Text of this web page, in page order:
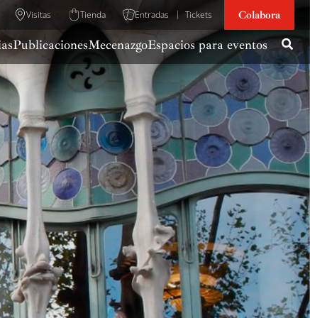
Visitas Tienda Entradas Tickets Colabora
PublicacionesMecenazgoEspacios para eventos